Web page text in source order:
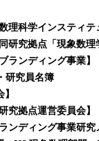
理科学インスティテ
研究拠点「現象数理
ランディング事業】
研究員名簿
究拠点運営委員会】
ンディング事業研究